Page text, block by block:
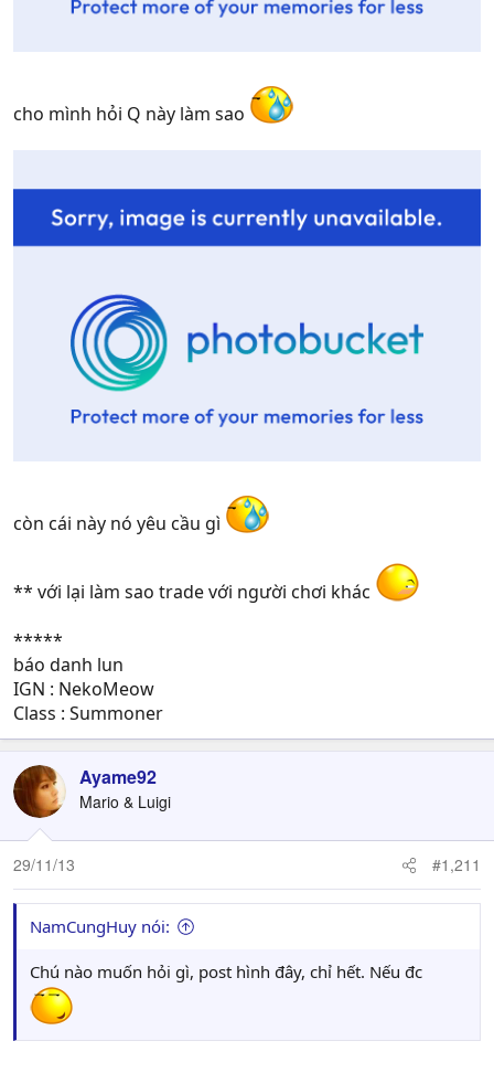
cho mình hỏi Q này làm sao
còn cái này nó yêu cầu gì
** với lại làm sao trade với người chơi khác
*****
báo danh lun
IGN : NekoMeow
Class : Summoner
Ayame92
Mario & Luigi
29/11/13 #1,211
NamCungHuy nói:
Chú nào muốn hỏi gì, post hình đây, chỉ hết. Nếu đc